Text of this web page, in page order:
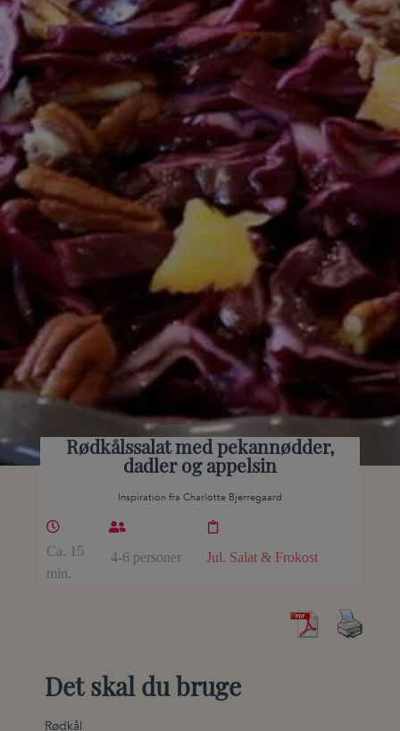
Rødkålssalat med pekannødder,
dadler og appelsin
Inspiration fra Charlotte Bjerregaard
Ca. 15
min.
4-6 personer Jul, Salat & Frokost
Det skal du bruge
Rødkål